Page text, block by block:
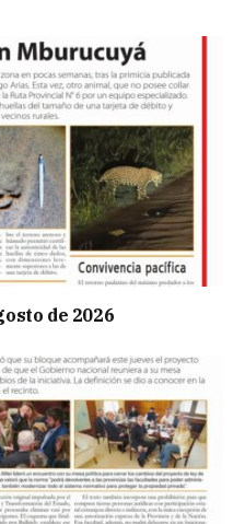
de 2026